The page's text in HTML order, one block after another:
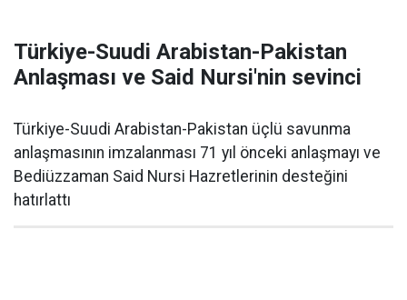
Türkiye-Suudi Arabistan-Pakistan
Anlaşması ve Said Nursi'nin sevinci
Türkiye-Suudi Arabistan-Pakistan üçlü savunma
anlaşmasının imzalanması 71 yıl önceki anlaşmayı ve
Bediüzzaman Said Nursi Hazretlerinin desteğini
hatırlattı